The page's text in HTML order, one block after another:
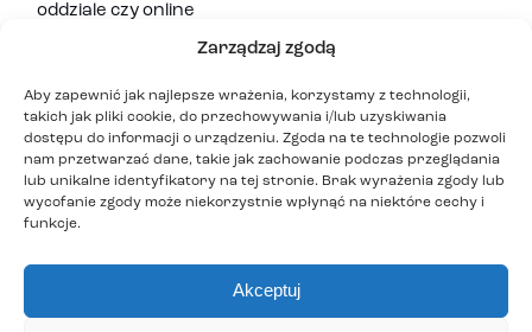
Zarządzaj zgodą
Aby zapewnić jak najlepsze wrażenia, korzystamy z technologii,
takich jak pliki cookie, do przechowywania i/lub uzyskiwania
dostępu do informacji o urządzeniu. Zgoda na te technologie pozwoli
nam przetwarzać dane, takie jak zachowanie podczas przeglądania
lub unikalne identyfikatory na tej stronie. Brak wyrażenia zgody lub
wycofanie zgody może niekorzystnie wpłynąć na niektóre cechy i
funkcje.
Akceptuj
oddziale czy online
Rezerwujesz sobie miejsce
Zapis online Zapis stacjonarny
Rekrutacja - online
1
Wybierz kurs i uzupełnij dane osobowe
Podpisz umowę zdalnie